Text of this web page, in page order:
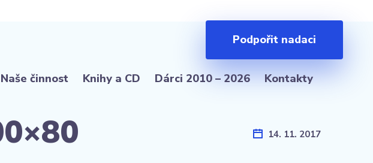
Podpořit nadaci
Naše činnost Knihy a CD Dárci 2010 – 2026 Kontakty
14. 11. 2017